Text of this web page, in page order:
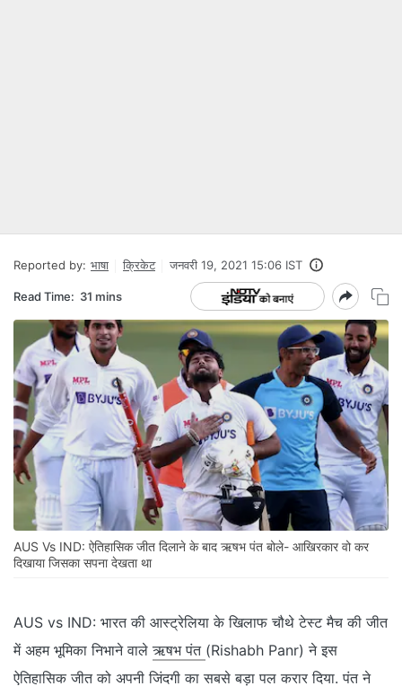
Reported by: भाषा क्रिकेट जनवरी 19, 2021 15:06 IST
Read Time: 31 mins
AUS Vs IND: ऐतिहासिक जीत दिलाने के बाद ऋषभ पंत बोले- आखिरकार वो कर
दिखाया जिसका सपना देखता था
AUS vs IND: भारत की आस्ट्रेलिया के खिलाफ चौथे टेस्ट मैच की जीत
में अहम भूमिका निभाने वालेऋषभ पंत (Rishabh Panr) ने इस
ऐतिहासिक जीत को अपनी जिंदगी का सबसे बड़ा पल करार दिया. पंत ने